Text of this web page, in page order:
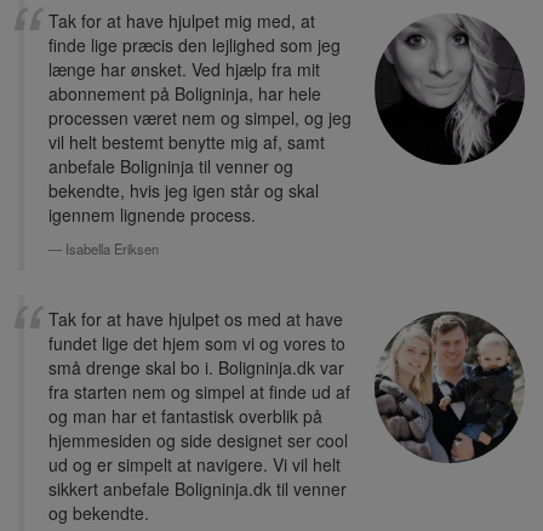
Tak for at have hjulpet mig med, at
finde lige præcis den lejlighed som jeg
længe har ønsket. Ved hjælp fra mit
abonnement på Boligninja, har hele
processen været nem og simpel, og jeg
vil helt bestemt benytte mig af, samt
anbefale Boligninja til venner og
bekendte, hvis jeg igen står og skal
igennem lignende process.
Isabella Eriksen
Tak for at have hjulpet os med at have
fundet lige det hjem som vi og vores to
små drenge skal bo i. Boligninja.dk var
fra starten nem og simpel at finde ud af
og man har et fantastisk overblik på
hjemmesiden og side designet ser cool
ud og er simpelt at navigere. Vi vil helt
sikkert anbefale Boligninja.dk til venner
og bekendte.